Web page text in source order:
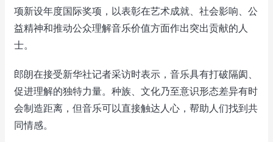
项新设年度国际奖项，以表彰在艺术成就、社会影响、公
益精神和推动公众理解音乐价值方面作出突出贡献的人
士。
郎朗在接受新华社记者采访时表示，音乐具有打破隔阂、
促进理解的独特力量。种族、文化乃至意识形态差异有时
会制造距离，但音乐可以直接触达人心，帮助人们找到共
同情感。